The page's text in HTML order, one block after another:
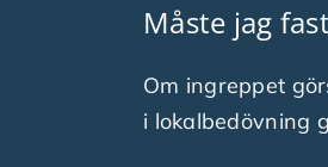
Måste jag
Om ingreppet
i lokalbedövning